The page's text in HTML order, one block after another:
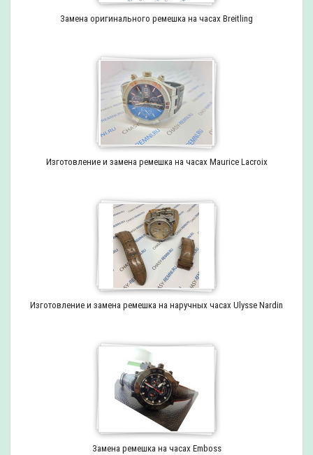
Замена оригинального ремешка на часах Breitling
Изготовление и замена ремешка на часах Maurice Lacroix
Изготовление и замена ремешка на наручных часах Ulysse Nardin
Замена ремешка на часах Emboss